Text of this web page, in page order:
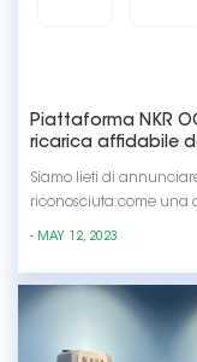
Piattaforma NKR
ricarica affidabile
Siamo lieti di
riconosciuta come una
l'eccellenza per
- MAY 12, 2023